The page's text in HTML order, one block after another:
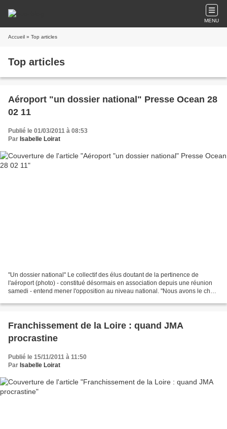
MENU
Accueil » Top articles
Top articles
Aéroport "un dossier national" Presse Ocean 28
02 11
Publié le 01/03/2011 à 08:53
Par Isabelle Loirat
"Un dossier national" Le collectif des élus doutant de la pertinence de
l'aéroport (photo) - constitué désormais en association depuis une réunion
samedi - entend mener l'opposition au niveau national. "Nous avons le chef
Franchissement de la Loire : quand JMA
procrastine
Publié le 15/11/2011 à 11:50
Par Isabelle Loirat